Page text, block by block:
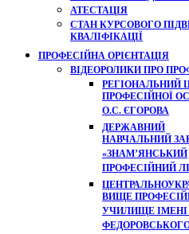
АТЕСТАЦІЯ
СТАН КУРСОВОГО
КВАЛІФІКАЦІЇ
ПРОФЕСІЙНА ОРІЄНТАЦІЯ
ВІДЕОРОЛИКИ ПРО
РЕГІОНАЛЬНИЙ
ПРОФЕСІЙНОЇ
О.С. ЄГОРОВА
ДЕРЖАВНИЙ
НАВЧАЛЬНИЙ
«ЗНАМ’ЯНСЬКИЙ
ПРОФЕСІЙНИЙ
ВИЩЕ
УЧИЛИЩЕ